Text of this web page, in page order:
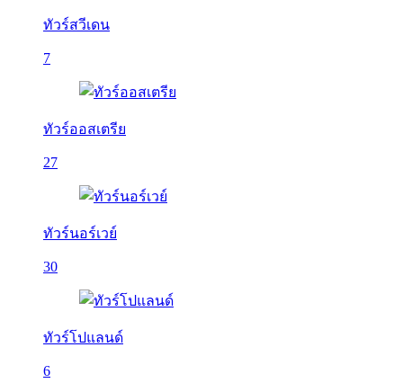
ทัวร์สวีเดน
7
ทัวร์ออสเตรีย
27
ทัวร์นอร์เวย์
30
ทัวร์โปแลนด์
6